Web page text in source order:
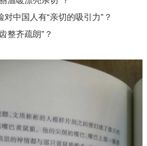
中国人有“亲切的吸引力”？
整齐疏朗”？